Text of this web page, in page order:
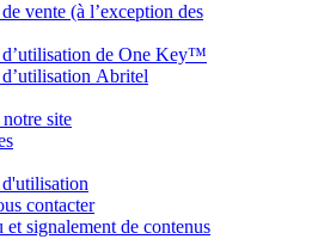
vente (à l’exception des
d’utilisation de One Key™
Abritel
site
contacter
signalement de contenus